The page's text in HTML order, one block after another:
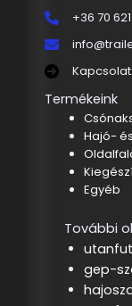
+36 70
Kapcsolat
Termékeink
Hajó-
Egyéb
További
gep-